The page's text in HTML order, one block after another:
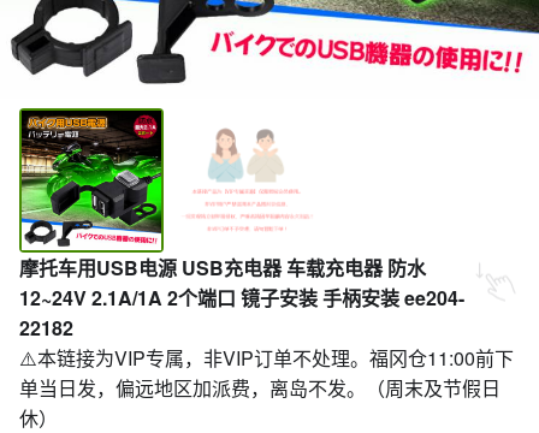
摩托车用USB电源 USB充电器 车载充电器 防水
12~24V 2.1A/1A 2个端口 镜子安装 手柄安装 ee204-
22182
⚠️本链接为VIP专属，非VIP订单不处理。福冈仓11:00前下
单当日发，偏远地区加派费，离岛不发。（周末及节假日
休）